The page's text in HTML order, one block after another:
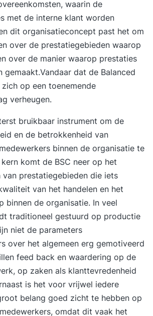
waarin de
met de interne klant worden
dit organisatieconcept past het om
over de prestatiegebieden waarop
over de manier waarop prestaties
gemaakt.Vandaar dat de Balanced
op een toenemende
verheugen.
bruikbaar instrument om de
en de betrokkenheid van
binnen de organisatie te
komt de BSC neer op het
van prestatiegebieden die iets
van het handelen en het
binnen de organisatie. In veel
traditioneel gestuurd op productie
niet de parameters
over het algemeen erg gemotiveerd
feed back en waardering op de
op zaken als klanttevredenheid
is het voor vrijwel iedere
belang goed zicht te hebben op
omdat dit vaak het